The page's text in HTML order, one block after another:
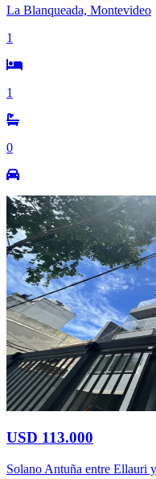
La Blanqueada, Montevideo
1
1
0
USD 113.000
Solano Antuña entre Ellauri